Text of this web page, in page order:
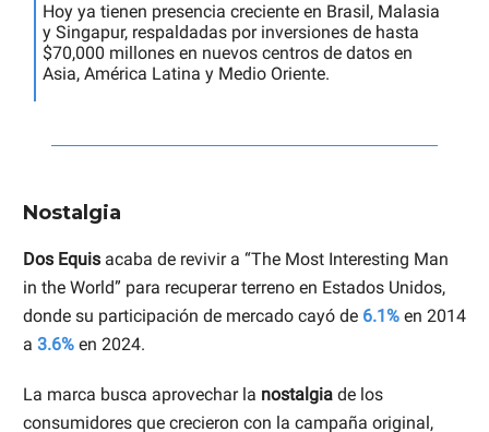
Hoy ya tienen presencia creciente en Brasil, Malasia
y Singapur, respaldadas por inversiones de hasta
$70,000 millones en nuevos centros de datos en
Asia, América Latina y Medio Oriente.
Nostalgia
Dos Equis acaba de revivir a “The Most Interesting Man
in the World” para recuperar terreno en Estados Unidos,
donde su participación de mercado cayó de 6.1% en 2014
a 3.6% en 2024.
La marca busca aprovechar la nostalgia de los
consumidores que crecieron con la campaña original,